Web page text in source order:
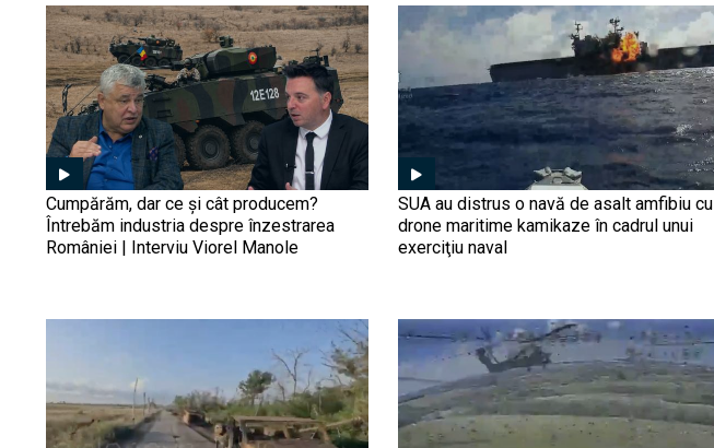
Cumpărăm, dar ce și cât producem?
Întrebăm industria despre înzestrarea
României | Interviu Viorel Manole
SUA au distrus o navă de asalt amfibiu cu
drone maritime kamikaze în cadrul unui
exerciţiu naval